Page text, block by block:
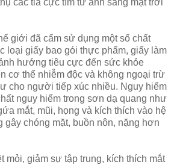
giới đã cấm sử dụng một số chất
loại giấy bao gói thực phẩm, giấy làm
hưởng tiêu cực đến sức khỏe
cơ thể nhiễm độc và không ngoại trừ
cho người tiếp xúc nhiều. Nguy hiểm
nguy hiểm trong sơn dạ quang như
mắt, mũi, họng và kích thích vào hệ
gây chóng mặt, buồn nôn, nặng hơn
mỏi, giảm sự tập trung, kích thích mắt